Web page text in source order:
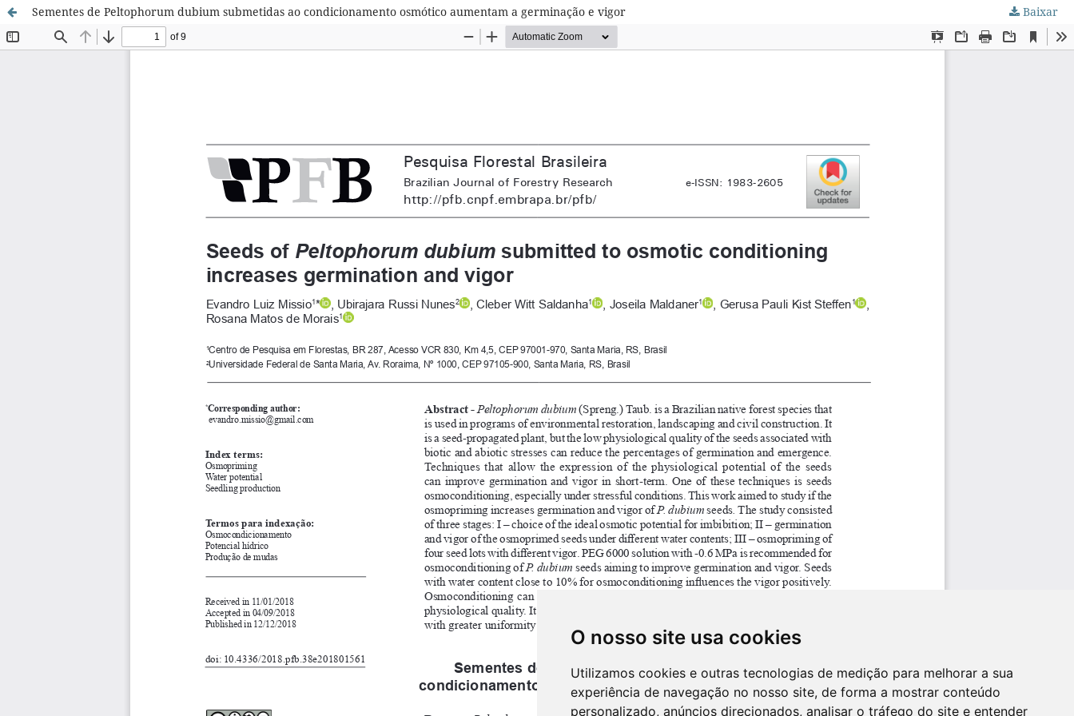
O nosso site usa cookies
Utilizamos cookies e outras tecnologias de medição para melhorar a sua
experiência de navegação no nosso site, de forma a mostrar conteúdo
personalizado, anúncios direcionados, analisar o tráfego do site e entender
Sementes de Peltophorum dubium submetidas ao condicionamento osmótico aumentam a germinação e vigor Baixar